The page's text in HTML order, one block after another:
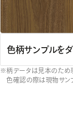
色柄サンプルを
柄データは見本のため
色確認の際は現物サン